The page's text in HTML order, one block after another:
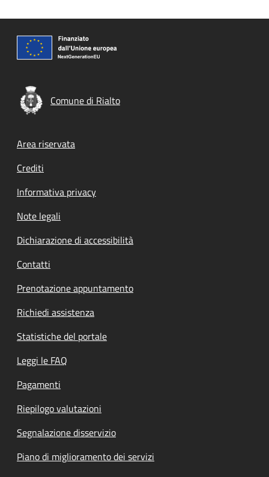
Comune di Rialto
Footer menu
Area riservata
Crediti
Informativa privacy
Note legali
Dichiarazione di accessibilità
Contatti
Prenotazione appuntamento
Richiedi assistenza
Statistiche del portale
Leggi le FAQ
Pagamenti
Riepilogo valutazioni
Segnalazione disservizio
Piano di miglioramento dei servizi